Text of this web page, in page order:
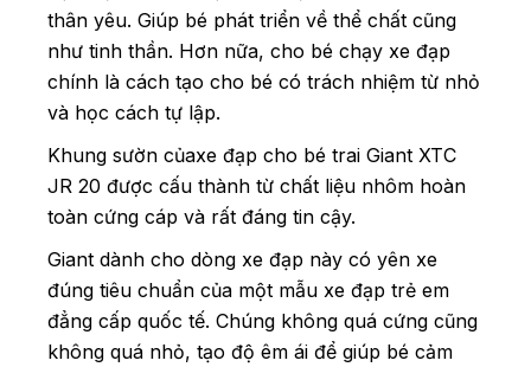
thân yêu. Giúp bé phát triển về thể chất cũng
như tinh thần. Hơn nữa, cho bé chạy xe đạp
chính là cách tạo cho bé có trách nhiệm từ nhỏ
và học cách tự lập.
Khung sườn củaxe đạp cho bé trai Giant XTC
JR 20 được cấu thành từ chất liệu nhôm hoàn
toàn cứng cáp và rất đáng tin cậy.
Giant dành cho dòng xe đạp này có yên xe
đúng tiêu chuẩn của một mẫu xe đạp trẻ em
đẳng cấp quốc tế. Chúng không quá cứng cũng
không quá nhỏ, tạo độ êm ái để giúp bé cảm